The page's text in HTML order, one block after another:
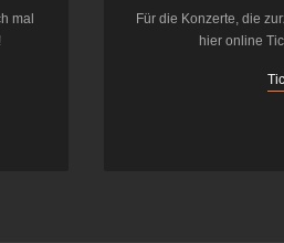
mal
Für die Konzerte, die
hier online